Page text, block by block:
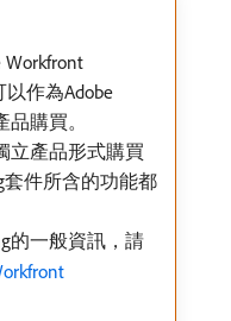
作為Adobe
購買。
立產品形式購買
件所含的功能都
的一般資訊，請